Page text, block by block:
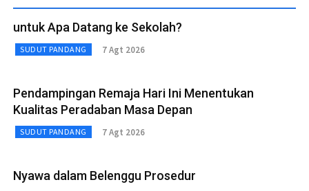
untuk Apa Datang ke Sekolah?
SUDUT PANDANG 7 Agt 2026
Pendampingan Remaja Hari Ini Menentukan
Kualitas Peradaban Masa Depan
SUDUT PANDANG 7 Agt 2026
Nyawa dalam Belenggu Prosedur